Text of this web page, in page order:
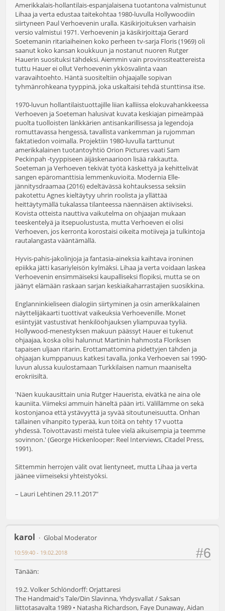
Amerikkalais-hollantilais-espanjalaisena tuotantona valmistunut
Lihaa ja verta edustaa taitekohtaa 1980-luvulla Hollywoodiin
siirtyneen Paul Verhoevenin uralla. Käsikirjoituksen varhaisin
versio valmistui 1971. Verhoevenin ja käsikirjoittaja Gerard
Soetemanin ritariaiheinen koko perheen tv-sarja Floris (1969) oli
saanut koko kansan koukkuun ja nostanut nuoren Rutger
Hauerin suosituksi tähdeksi. Aiemmin vain provinssiteattereista
tuttu Hauer ei ollut Verhoevenin ykkösvalinta vaan
varavaihtoehto. Häntä suositeltiin ohjaajalle sopivan
tyhmänrohkeana tyyppinä, joka uskaltaisi tehdä stunttinsa itse.
1970-luvun hollantilaistuottajille liian kalliissa elokuvahankkeessa
Verhoeven ja Soeteman halusivat kuvata keskiajan pimeämpää
puolta tuolloisten länkkärien antisankarillisessa ja legendoja
romuttavassa hengessä, tavallista vankemman ja rujomman
faktatiedon voimalla. Projektiin 1980-luvulla tarttunut
amerikkalainen tuotantoyhtiö Orion Pictures vaati Sam
Peckinpah -tyyppiseen äijäskenaarioon lisää rakkautta.
Soeteman ja Verhoeven tekivät työtä käskettyä ja kehittelivät
sangen epäromanttisia lemmenkuvioita. Modernia Elle-
jännitysdraamaa (2016) edeltävässä kohtauksessa seksiin
pakotettu Agnes kieltäytyy uhrin roolista ja yllättää
heittäytymällä tukalassa tilanteessa näennäisen aktiiviseksi.
Kovista otteista nauttiva vaikutelma on ohjaajan mukaan
teeskentelyä ja itsepuolustusta, mutta Verhoeven ei olisi
Verhoeven, jos kerronta korostaisi oikeita motiiveja ja tulkintoja
rautalangasta vääntämällä.
Hyvis-pahis-jakolinjoja ja fantasia-aineksia kaihtava ironinen
epiikka jätti kasariyleisön kylmäksi. Lihaa ja verta voidaan laskea
Verhoevenin ensimmäiseksi kaupalliseksi flopiksi, mutta se on
jäänyt elämään raskaan sarjan keskiaikaharrastajien suosikkina.
Englanninkieliseen dialogiin siirtyminen ja osin amerikkalainen
näyttelijäkaarti tuottivat vaikeuksia Verhoevenille. Monet
esiintyjät vastustivat henkilöohjauksen yliampuvaa tyyliä.
Hollywood-menestyksen makuun päässyt Hauer ei tukenut
ohjaajaa, koska olisi halunnut Martinin hahmosta Floriksen
tapaisen uljaan ritarin. Erottamattomina pidettyjen tähden ja
ohjaajan kumppanuus katkesi tavalla, jonka Verhoeven sai 1990-
luvun alussa kuulostamaan Turkkilaisen namun maaniselta
erokriisiltä.
'Näen kuukausittain unia Rutger Hauerista, eivätkä ne aina ole
kauniita. Viimeksi ammuin häneltä pään irti. Välillämme on sekä
kostonjanoa että ystävyyttä ja syvää sitoutuneisuutta. Onhan
tällainen vihanpito typerää, kun töitä on tehty 17 vuotta
yhdessä. Toivottavasti meistä tulee vielä aikuisempia ja teemme
sovinnon.' (George Hickenlooper: Reel Interviews, Citadel Press,
1991).
Sittemmin herrojen välit ovat lientyneet, mutta Lihaa ja verta
jäänee viimeiseksi yhteistyöksi.
– Lauri Lehtinen 29.11.2017"
karol Global Moderator
#6
10:59:40 - 19.02.2018
Tänään:
19.2. Volker Schlöndorff: Orjattaresi
The Handmaid's Tale/Din Slavinna, Yhdysvallat / Saksan
liittotasavalta 1989 • Natasha Richardson, Faye Dunaway, Aidan